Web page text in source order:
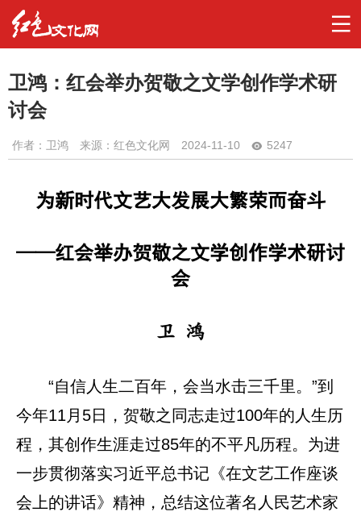
卫鸿：红会举办贺敬之文学创作学术研
讨会
作者： 卫鸿 来源：红色文化网 2024-11-10 5247
为新时代文艺大发展大繁荣而奋斗
——红会举办贺敬之文学创作学术研讨
会
卫 鸿
“自信人生二百年，会当水击三千里。”到
今年11月5日，贺敬之同志走过100年的人生历
程，其创作生涯走过85年的不平凡历程。为进
一步贯彻落实习近平总书记《在文艺工作座谈
会上的讲话》精神，总结这位著名人民艺术家